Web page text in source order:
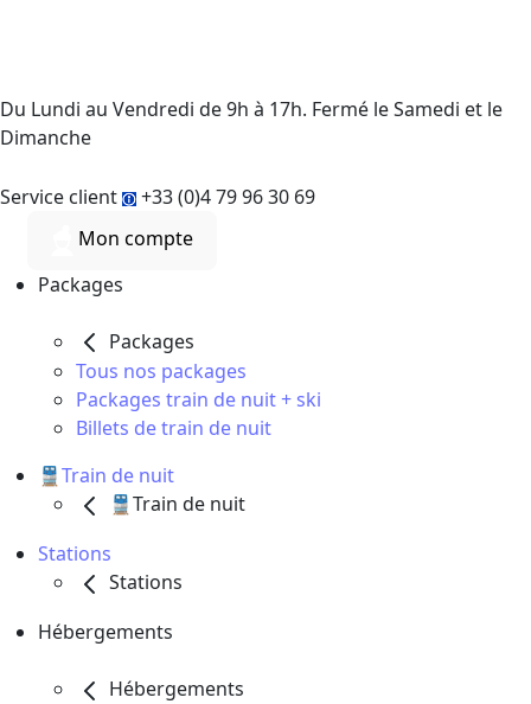
Du Lundi au Vendredi de 9h à 17h. Fermé le Samedi et le
Dimanche
Service client
+33 (0)4 79 96 30 69
Mon compte
Packages
Packages
Tous nos packages
Packages train de nuit + ski
Billets de train de nuit
🚆Train de nuit
🚆Train de nuit
Stations
Stations
Hébergements
Hébergements